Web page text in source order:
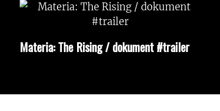
Materia: The Rising / dokument #trailer